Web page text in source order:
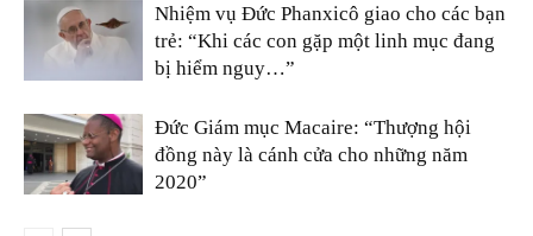
Nhiệm vụ Đức Phanxicô giao cho các bạn
trẻ: “Khi các con gặp một linh mục đang
bị hiểm nguy…”
Đức Giám mục Macaire: “Thượng hội
đồng này là cánh cửa cho những năm
2020”